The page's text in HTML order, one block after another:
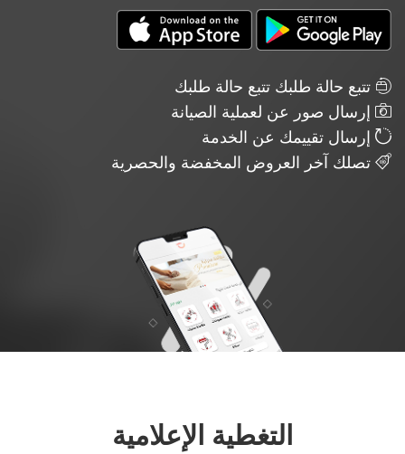
تتبع حالة طلبك تتبع حالة طلبك
إرسال صور عن لعملية الصيانة
إرسال تقييمك عن الخدمة
تصلك آخر العروض المخفضة والحصرية
التغطية الإعلامية